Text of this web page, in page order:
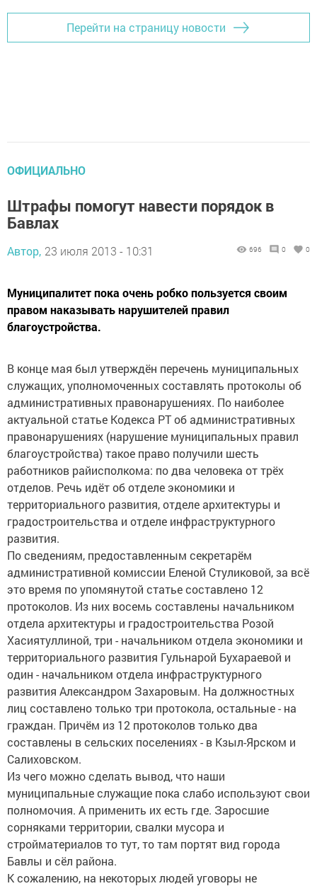
Перейти на страницу новости
ОФИЦИАЛЬНО
Штрафы помогут навести порядок в
Бавлах
Автор, 23 июля 2013 - 10:31 696 0 0
Муниципалитет пока очень робко пользуется своим
правом наказывать нарушителей правил
благоустройства.
В конце мая был утверждён перечень муниципальных
служащих, уполномоченных составлять протоколы об
административных правонарушениях. По наиболее
актуальной статье Кодекса РТ об административных
правонарушениях (нарушение муниципальных правил
благоустройства) такое право получили шесть
работников райисполкома: по два человека от трёх
отделов. Речь идёт об отделе экономики и
территориального развития, отделе архитектуры и
градостроительства и отделе инфраструктурного
развития.
По сведениям, предоставленным секретарём
административной комиссии Еленой Стуликовой, за всё
это время по упомянутой статье составлено 12
протоколов. Из них восемь составлены начальником
отдела архитектуры и градостроительства Розой
Хасиятуллиной, три - начальником отдела экономики и
территориального развития Гульнарой Бухараевой и
один - начальником отдела инфраструктурного
развития Александром Захаровым. На должностных
лиц составлено только три протокола, остальные - на
граждан. Причём из 12 протоколов только два
составлены в сельских поселениях - в Кзыл-Ярском и
Салиховском.
Из чего можно сделать вывод, что наши
муниципальные служащие пока слабо используют свои
полномочия. А применить их есть где. Заросшие
сорняками территории, свалки мусора и
стройматериалов то тут, то там портят вид города
Бавлы и сёл района.
К сожалению, на некоторых людей уговоры не